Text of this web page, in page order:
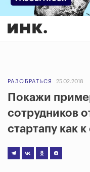
РАЗОБРАТЬСЯ 25.02.2018
Покажи
сотрудников
стартапу как